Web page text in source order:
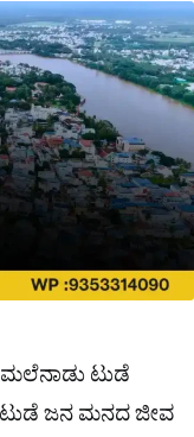
ಮಲೆನಾಡು ಟುಡೆ
ಜನ ಮನದ ಜೀವ